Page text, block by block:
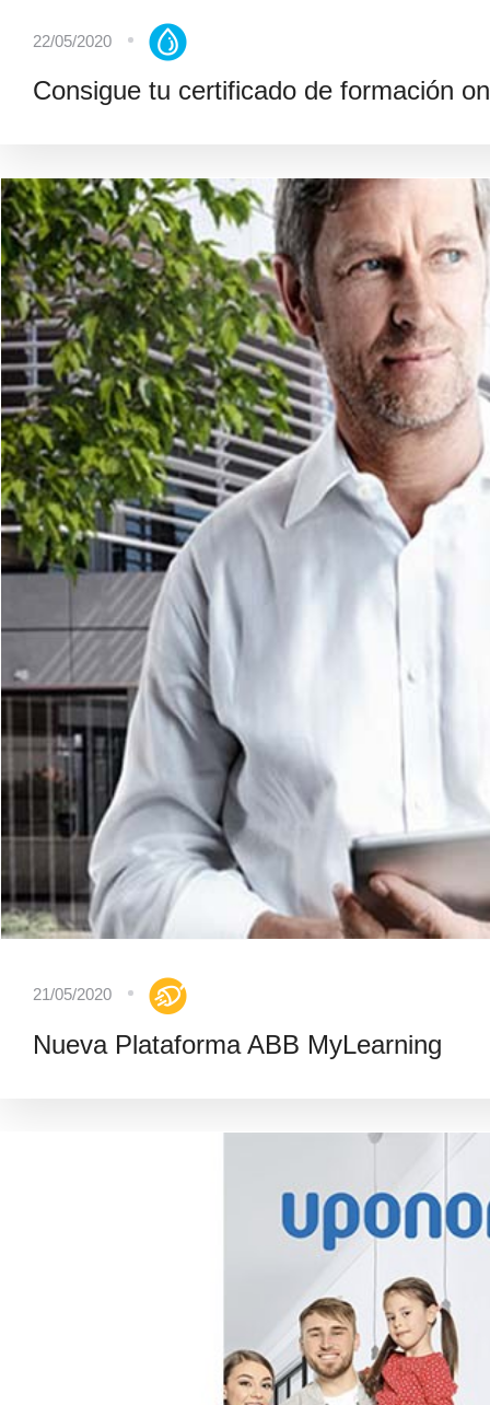
22/05/2020
Consigue tu certificado de formación
21/05/2020
Nueva Plataforma ABB MyLearning